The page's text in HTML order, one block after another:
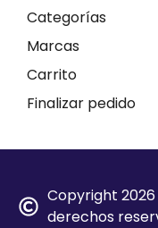
Categorías
Marcas
Carrito
Finalizar pedido
Copyright 2026
derechos